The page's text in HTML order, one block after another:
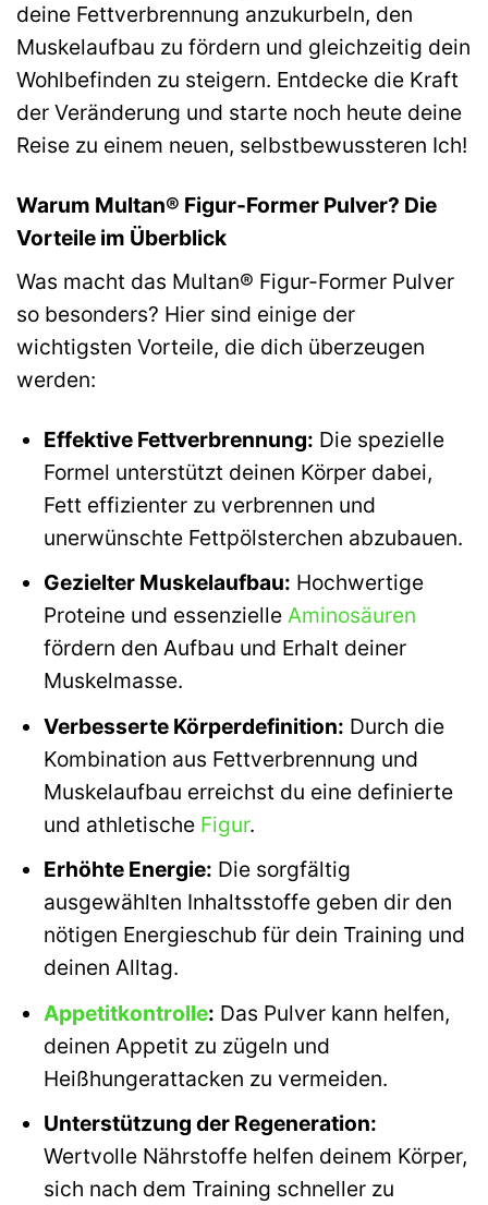
deine Fettverbrennung anzukurbeln, den
Muskelaufbau zu fördern und gleichzeitig dein
Wohlbefinden zu steigern. Entdecke die Kraft
der Veränderung und starte noch heute deine
Reise zu einem neuen, selbstbewussteren Ich!
Warum Multan® Figur-Former Pulver? Die
Vorteile im Überblick
Was macht das Multan® Figur-Former Pulver
so besonders? Hier sind einige der
wichtigsten Vorteile, die dich überzeugen
werden:
Effektive Fettverbrennung: Die spezielle
Formel unterstützt deinen Körper dabei,
Fett effizienter zu verbrennen und
unerwünschte Fettpölsterchen abzubauen.
Gezielter Muskelaufbau: Hochwertige
Proteine und essenzielle Aminosäuren
fördern den Aufbau und Erhalt deiner
Muskelmasse.
Verbesserte Körperdefinition: Durch die
Kombination aus Fettverbrennung und
Muskelaufbau erreichst du eine definierte
und athletische Figur.
Erhöhte Energie: Die sorgfältig
ausgewählten Inhaltsstoffe geben dir den
nötigen Energieschub für dein Training und
deinen Alltag.
Appetitkontrolle: Das Pulver kann helfen,
deinen Appetit zu zügeln und
Heißhungerattacken zu vermeiden.
Unterstützung der Regeneration:
Wertvolle Nährstoffe helfen deinem Körper,
sich nach dem Training schneller zu